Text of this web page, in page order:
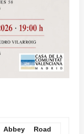
Abbey Road